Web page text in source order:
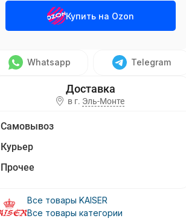
Купить на Ozon
Whatsapp Telegram
в г. Эль-Монте
Самовывоз
Курьер
Прочее
Все товары KAISER
Все товары категории